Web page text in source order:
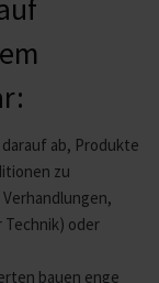
ab, Produkte
zu
oder
bauen enge